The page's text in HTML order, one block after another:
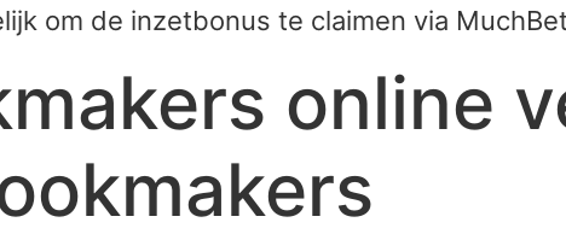
om de inzetbonus te claimen via
online